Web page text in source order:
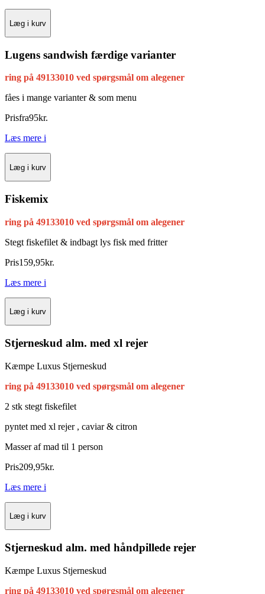
Læg i kurv
Lugens sandwish færdige varianter
ring på 49133010 ved spørgsmål om alegener
fåes i mange varianter & som menu
Prisfra95kr.
Læs mere i
Læg i kurv
Fiskemix
ring på 49133010 ved spørgsmål om alegener
Stegt fiskefilet & indbagt lys fisk med fritter
Pris159,95kr.
Læs mere i
Læg i kurv
Stjerneskud alm. med xl rejer
Kæmpe Luxus Stjerneskud
ring på 49133010 ved spørgsmål om alegener
2 stk stegt fiskefilet
pyntet med xl rejer , caviar & citron
Masser af mad til 1 person
Pris209,95kr.
Læs mere i
Læg i kurv
Stjerneskud alm. med håndpillede rejer
Kæmpe Luxus Stjerneskud
ring på 49133010 ved spørgsmål om alegener